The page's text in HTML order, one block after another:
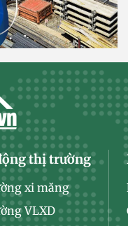
thị trường
xi măng
VLXD